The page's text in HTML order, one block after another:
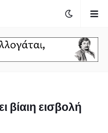
βίαιη εισβολή